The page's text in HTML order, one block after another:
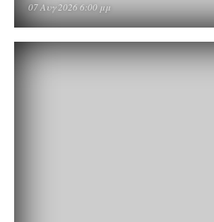
07 Αυγ 2026 6:00 μμ